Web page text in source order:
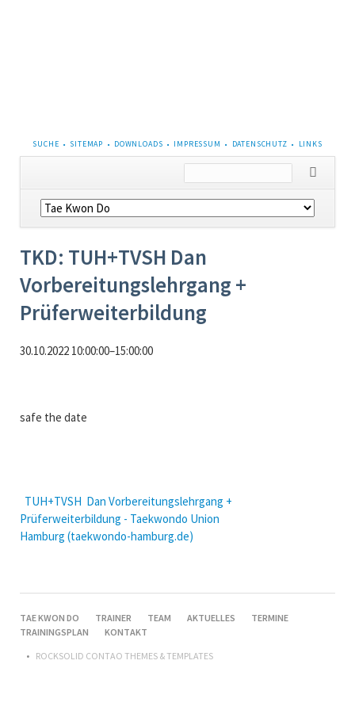
NAVIGATION
ÜBERSPRINGEN
SUCHE SITEMAP DOWNLOADS IMPRESSUM DATENSCHUTZ LINKS
Navigation
überspringen
TKD: TUH+TVSH Dan
Vorbereitungslehrgang +
Prüferweiterbildung
30.10.2022 10:00:00–15:00:00
safe the date
TUH+TVSH Dan Vorbereitungslehrgang +
Prüferweiterbildung - Taekwondo Union
Hamburg (taekwondo-hamburg.de)
NAVIGATION
ÜBERSPRINGEN
TAE KWON DO TRAINER TEAM AKTUELLES
TERMINE
TRAININGSPLAN
KONTAKT
ROCKSOLID CONTAO THEMES & TEMPLATES